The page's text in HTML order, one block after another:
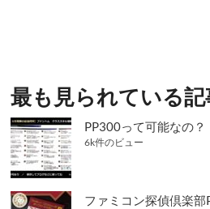
ー
シ
ョ
ン
最も見られている
PP300って可能なの？
6k件のビュー
ファミコン探偵倶楽